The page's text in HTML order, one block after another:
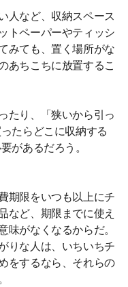
人など、収納スペース
トペーパーやティッシ
みても、置く場所がな
あちこちに放置するこ
たり、「狭いから引っ
たらどこに収納する
があるだろう。
期限をいつも以上にチ
など、期限までに使え
がなくなるからだ。
りな人は、いちいちチ
をするなら、それらの